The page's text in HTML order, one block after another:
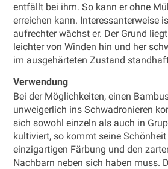
entfällt bei ihm. So kann er ohne
erreichen kann. Interessanterweise
aufrechter wächst er. Der Grund
leichter von Winden hin und her
im ausgehärteten Zustand
Verwendung
Bei der Möglichkeiten, einen
unweigerlich ins Schwadronieren
sich sowohl einzeln als auch in
kultiviert, so kommt seine
einzigartigen Färbung und den
Nachbarn neben sich haben muss.